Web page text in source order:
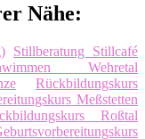
Nähe:
Stillberatung Stillcafé
Wehretal
Rückbildungskurs
Meßstetten
Roßtal